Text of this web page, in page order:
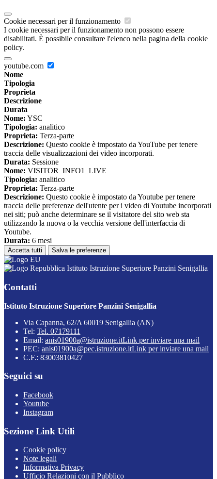
Cookie necessari per il funzionamento
I cookie necessari per il funzionamento non possono essere
disabilitati. È possibile consultare l'elenco nella pagina della cookie
policy.
youtube.com
Nome
Tipologia
Proprieta
Descrizione
Durata
Nome: YSC
Tipologia: analitico
Proprieta: Terza-parte
Descrizione: Questo cookie è impostato da YouTube per tenere
traccia delle visualizzazioni dei video incorporati.
Durata: Sessione
Nome: VISITOR_INFO1_LIVE
Tipologia: analitico
Proprieta: Terza-parte
Descrizione: Questo cookie è impostato da Youtube per tenere
traccia delle preferenze dell'utente per i video di Youtube incorporati
nei siti; può anche determinare se il visitatore del sito web sta
utilizzando la nuova o la vecchia versione dell'interfaccia di
Youtube.
Durata: 6 mesi
Accetta tutti Salva le preferenze
Istituto Istruzione Superiore Panzini Senigallia
Contatti
Istituto Istruzione Superiore Panzini Senigallia
Via Capanna, 62/A 60019 Senigallia (AN)
Tel: Tel. 07179111
Email: anis01900a@istruzione.itLink per inviare una mail
PEC: anis01900a@pec.istruzione.itLink per inviare una mail
C.F.: 83003810427
Seguici su
Facebook
Youtube
Instagram
Sezione Link Utili
Cookie policy
Note legali
Informativa Privacy
Ufficio Relazioni con il Pubblico